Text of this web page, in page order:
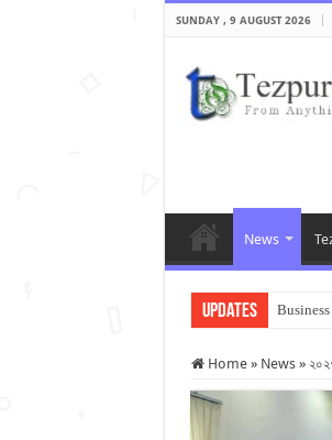
SUNDAY , 9 AUGUST 2026
News
Updates
Home » News »